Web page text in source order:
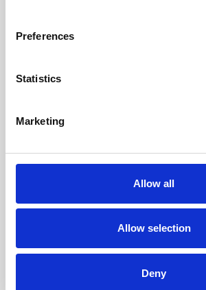
Preferences
Statistics
Marketing
Allow all
Allow selection
Deny
BEZPIECZNIE
ZAPAKOWANE
Każda pojedyncza część jest
użyciu odpowiednich
materiałów.